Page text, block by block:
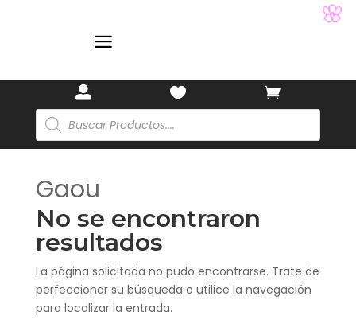
a
 

Búsqueda
de
productos
Gaou
No se encontraron
resultados
La página solicitada no pudo encontrarse. Trate de
perfeccionar su búsqueda o utilice la navegación
para localizar la entrada.
🌸